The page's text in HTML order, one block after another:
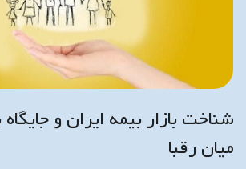
شناخت بازار بیمه ایران و
میان رقبا